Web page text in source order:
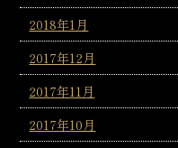
2018年1月
2017年12月
2017年11月
2017年10月